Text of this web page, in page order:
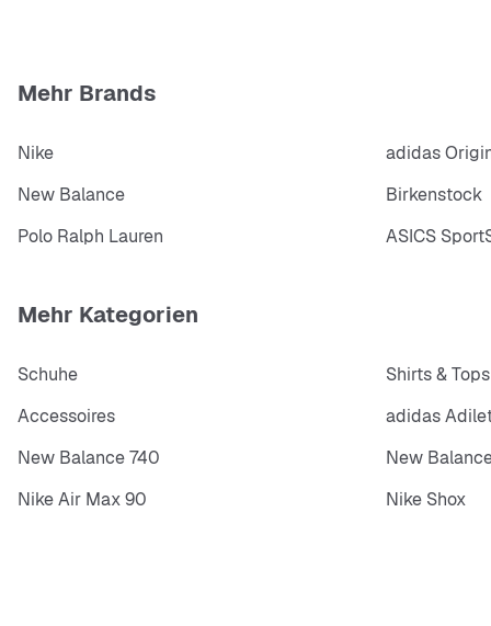
Mehr Brands
Nike adidas
New Balance
Birkenstock
Polo Ralph Lauren
ASICS
Mehr Kategorien
Schuhe Shirts & Tops
Accessoires
adidas
New Balance 740
New
Nike Air Max 90
Nike Shox